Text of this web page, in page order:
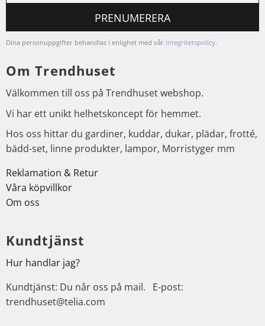
PRENUMERERA
Dina personuppgifter behandlas i enlighet med vår integritetspolicy.
Om Trendhuset
Välkommen till oss på Trendhuset webshop.
Vi har ett unikt helhetskoncept för hemmet.
Hos oss hittar du gardiner, kuddar, dukar, plädar, frotté,
bädd-set, linne produkter, lampor, Morristyger mm
Reklamation & Retur
Våra köpvillkor
Om oss
Kundtjänst
Hur handlar jag?
Kundtjänst: Du når oss på mail. E-post:
trendhuset@telia.com